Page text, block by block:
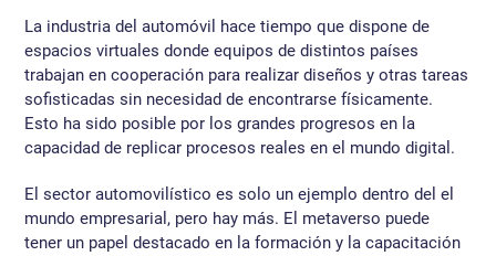
La industria del automóvil hace tiempo que dispone de
espacios virtuales donde equipos de distintos países
trabajan en cooperación para realizar diseños y otras tareas
sofisticadas sin necesidad de encontrarse físicamente.
Esto ha sido posible por los grandes progresos en la
capacidad de replicar procesos reales en el mundo digital.
El sector automovilístico es solo un ejemplo dentro del el
mundo empresarial, pero hay más. El metaverso puede
tener un papel destacado en la formación y la capacitación